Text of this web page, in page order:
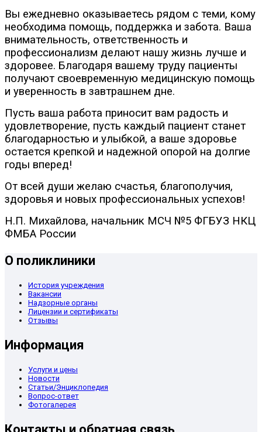
Вы ежедневно оказываетесь рядом с теми, кому
необходима помощь, поддержка и забота. Ваша
внимательность, ответственность и
профессионализм делают нашу жизнь лучше и
здоровее. Благодаря вашему труду пациенты
получают своевременную медицинскую помощь
и уверенность в завтрашнем дне.
Пусть ваша работа приносит вам радость и
удовлетворение, пусть каждый пациент станет
благодарностью и улыбкой, а ваше здоровье
остается крепкой и надежной опорой на долгие
годы вперед!
От всей души желаю счастья, благополучия,
здоровья и новых профессиональных успехов!
Н.П. Михайлова, начальник МСЧ №5 ФГБУЗ НКЦ
ФМБА России
О поликлиники
История учреждения
Вакансии
Надзорные органы
Лицензии и сертификаты
Отзывы
Информация
Услуги и цены
Новости
Статьи/Энциклопедия
Вопрос-ответ
Фотогалерея